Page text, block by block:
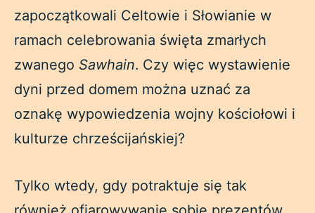
zapoczątkowali Celtowie i Słowianie w
ramach celebrowania święta zmarłych
zwanego Sawhain. Czy więc wystawienie
dyni przed domem można uznać za
oznakę wypowiedzenia wojny kościołowi i
kulturze chrześcijańskiej?
Tylko wtedy, gdy potraktuje się tak